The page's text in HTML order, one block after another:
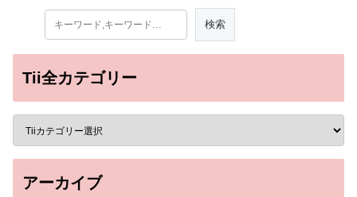
Tii全カテゴリー
アーカイブ